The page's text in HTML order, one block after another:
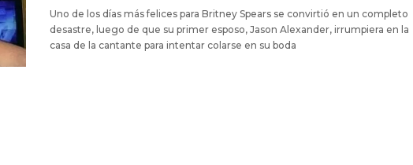
Uno de los días más felices para Britney Spears se convirtió en un completo
desastre, luego de que su primer esposo, Jason Alexander, irrumpiera en la
casa de la cantante para intentar colarse en su boda